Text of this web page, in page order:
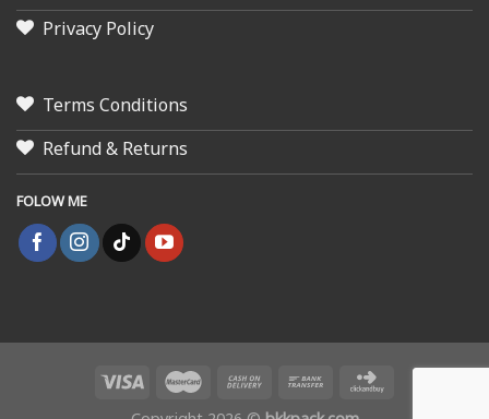
Privacy Policy
Terms Conditions
Refund & Returns
FOLOW ME